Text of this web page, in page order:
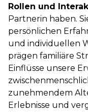
Rollen und
Partnerin haben.
persönlichen
und individuellen
prägen familiäre
Einflüsse unsere
zunehmendem
Erlebnisse und